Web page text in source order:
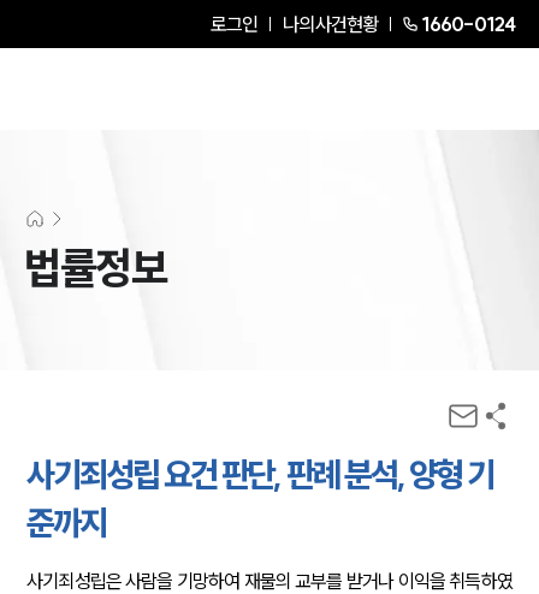
로그인 나의사건현황 1660-0124
법률정보
사기죄성립 요건 판단, 판례 분석, 양형 기
준까지
사기죄성립은 사람을 기망하여 재물의 교부를 받거나 이익을 취득하였